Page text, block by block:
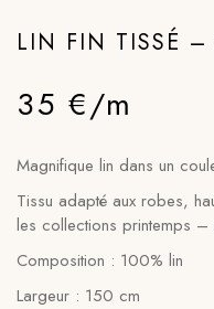
LIN FIN TISSÉ –
35 €/m
Magnifique lin dans un
Tissu adapté aux robes,
les collections printemps –
Composition : 100% lin
Largeur : 150 cm